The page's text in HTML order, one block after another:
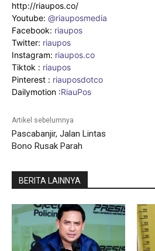
http://riaupos.co/
Youtube: @riauposmedia
Facebook: riaupos
Twitter: riaupos
Instagram: riaupos.co
Tiktok : riaupos
Pinterest : riauposdotco
Dailymotion :RiauPos
Artikel sebelumnya
Pascabanjir, Jalan Lintas
Bono Rusak Parah
BERITA LAINNYA